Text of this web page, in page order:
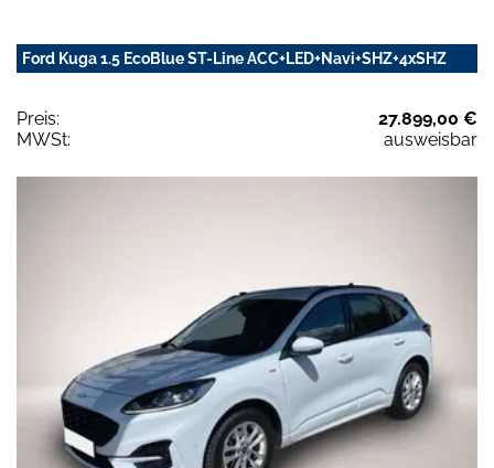
Ford Kuga 1.5 EcoBlue ST-Line ACC+LED+Navi+SHZ+4xSHZ
Preis:
27.899,00 €
MWSt:
ausweisbar